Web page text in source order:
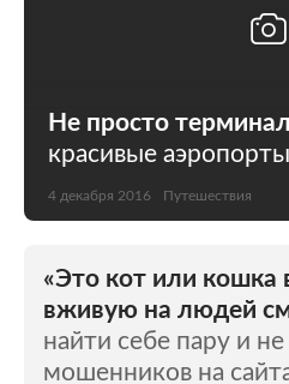
Не просто терминал
красивые
4 декабря 2016 Путешествия
«Это кот или
вживую на людей
найти себе пару и
мошенников на